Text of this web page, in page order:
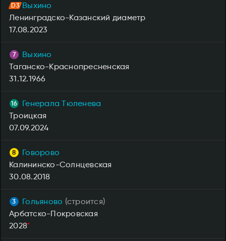
Выхино
Ленинградско-Казанский диаметр
17.08.2023
Выхино
Таганско-Краснопресненская
31.12.1966
Генерала Тюленева
Троицкая
07.09.2024
Говорово
Калининско-Солнцевская
30.08.2018
Гольяново (строится)
Арбатско-Покровская
2028*